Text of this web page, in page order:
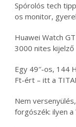
Spórolós tech
os monitor,
Huawei Watch
3000 nites kijelző
Egy 49″-os, 144
Ft-ért – itt a
Nem
forgószék: ilyen